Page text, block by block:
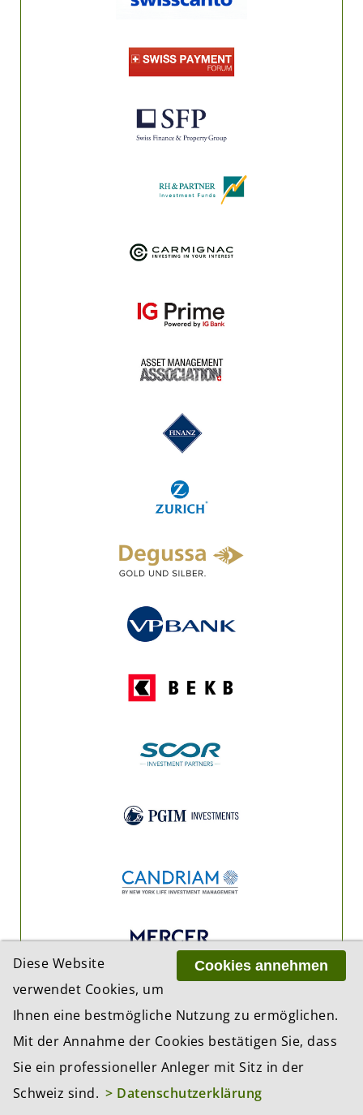
Cookies annehmen
Diese Website
verwendet Cookies, um
Ihnen eine bestmögliche Nutzung zu ermöglichen.
Mit der Annahme der Cookies bestätigen Sie, dass
Sie ein professioneller Anleger mit Sitz in der
Schweiz sind. > Datenschutzerklärung